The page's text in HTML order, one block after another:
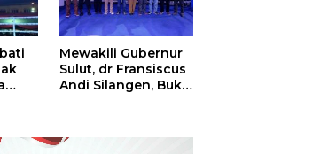
Mewakili Gubernur
Sulut, dr Fransiscus
Andi Silangen, Buka
Piala Wali Kota